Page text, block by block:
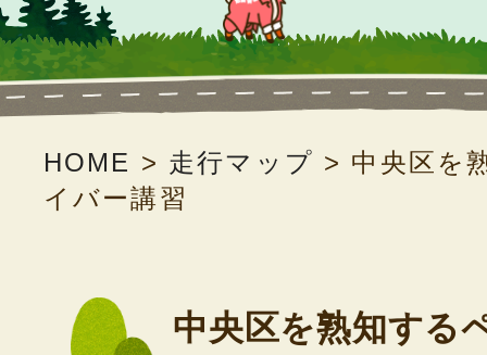
HOME > 走行マップ > 中央区を
イバー講習
中央区を熟知する